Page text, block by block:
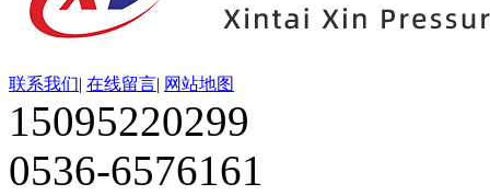
联系我们| 在线留言| 网站地图
15095220299
0536-6576161